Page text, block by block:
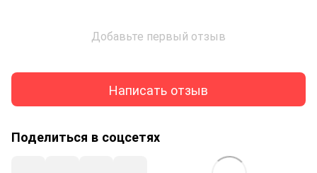
Добавьте первый отзыв
Написать отзыв
Поделиться в соцсетях